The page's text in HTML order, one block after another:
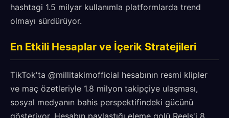
hashtagi 1.5 milyar kullanımla platformlarda trend
olmayı sürdürüyor.
En Etkili Hesaplar ve İçerik Stratejileri
TikTok'ta @millitakimofficial hesabının resmi klipler
ve maç özetleriyle 1.8 milyon takipçiye ulaşması,
sosyal medyanın bahis perspektifindeki gücünü
gösteriyor. Hesabın paylaştığı eleme golü Reels'i 8